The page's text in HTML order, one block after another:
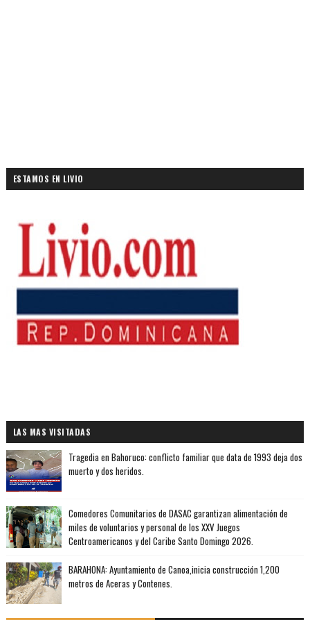
ESTAMOS EN LIVIO
LAS MAS VISITADAS
Tragedia en Bahoruco: conflicto familiar que data de 1993 deja dos
muerto y dos heridos.
Comedores Comunitarios de DASAC garantizan alimentación de
miles de voluntarios y personal de los XXV Juegos
Centroamericanos y del Caribe Santo Domingo 2026.
BARAHONA: Ayuntamiento de Canoa,inicia construcción 1,200
metros de Aceras y Contenes.